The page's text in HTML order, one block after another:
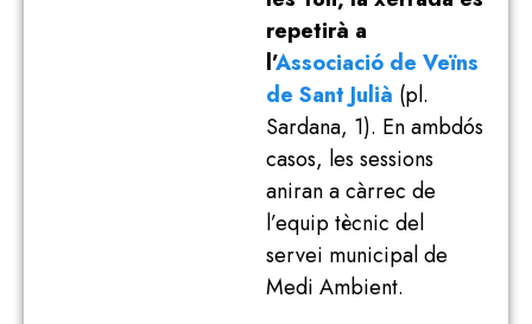
repetirà a
l’Associació de Veïns
de Sant Julià (pl.
Sardana, 1). En ambdós
casos, les sessions
aniran a càrrec de
l’equip tècnic del
servei municipal de
Medi Ambient.